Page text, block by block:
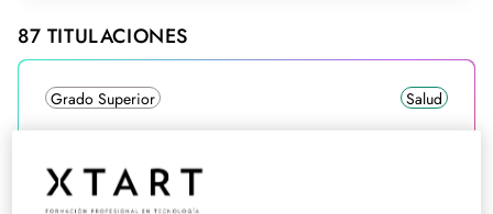
87 TITULACIONES
Grado Superior Salud
Diagnóstico y Medicina Nuclear en
Barcelona